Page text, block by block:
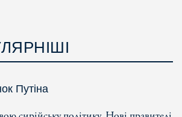
Путіна